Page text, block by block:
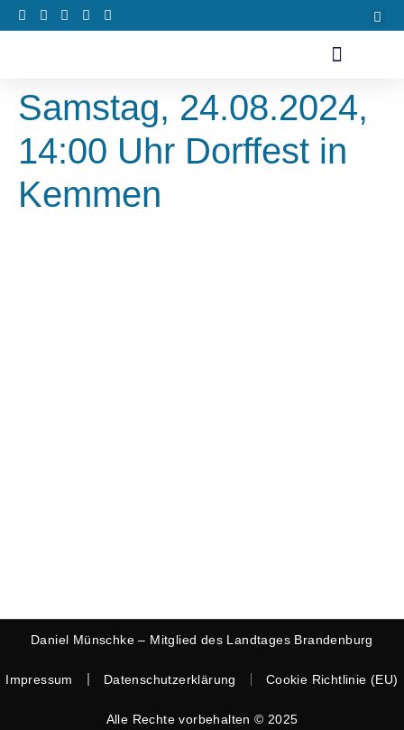
Samstag, 24.08.2024,
14:00 Uhr Dorffest in
Kemmen
Daniel Münschke – Mitglied des Landtages Brandenburg
Impressum Datenschutzerklärung Cookie Richtlinie (EU)
Alle Rechte vorbehalten © 2025